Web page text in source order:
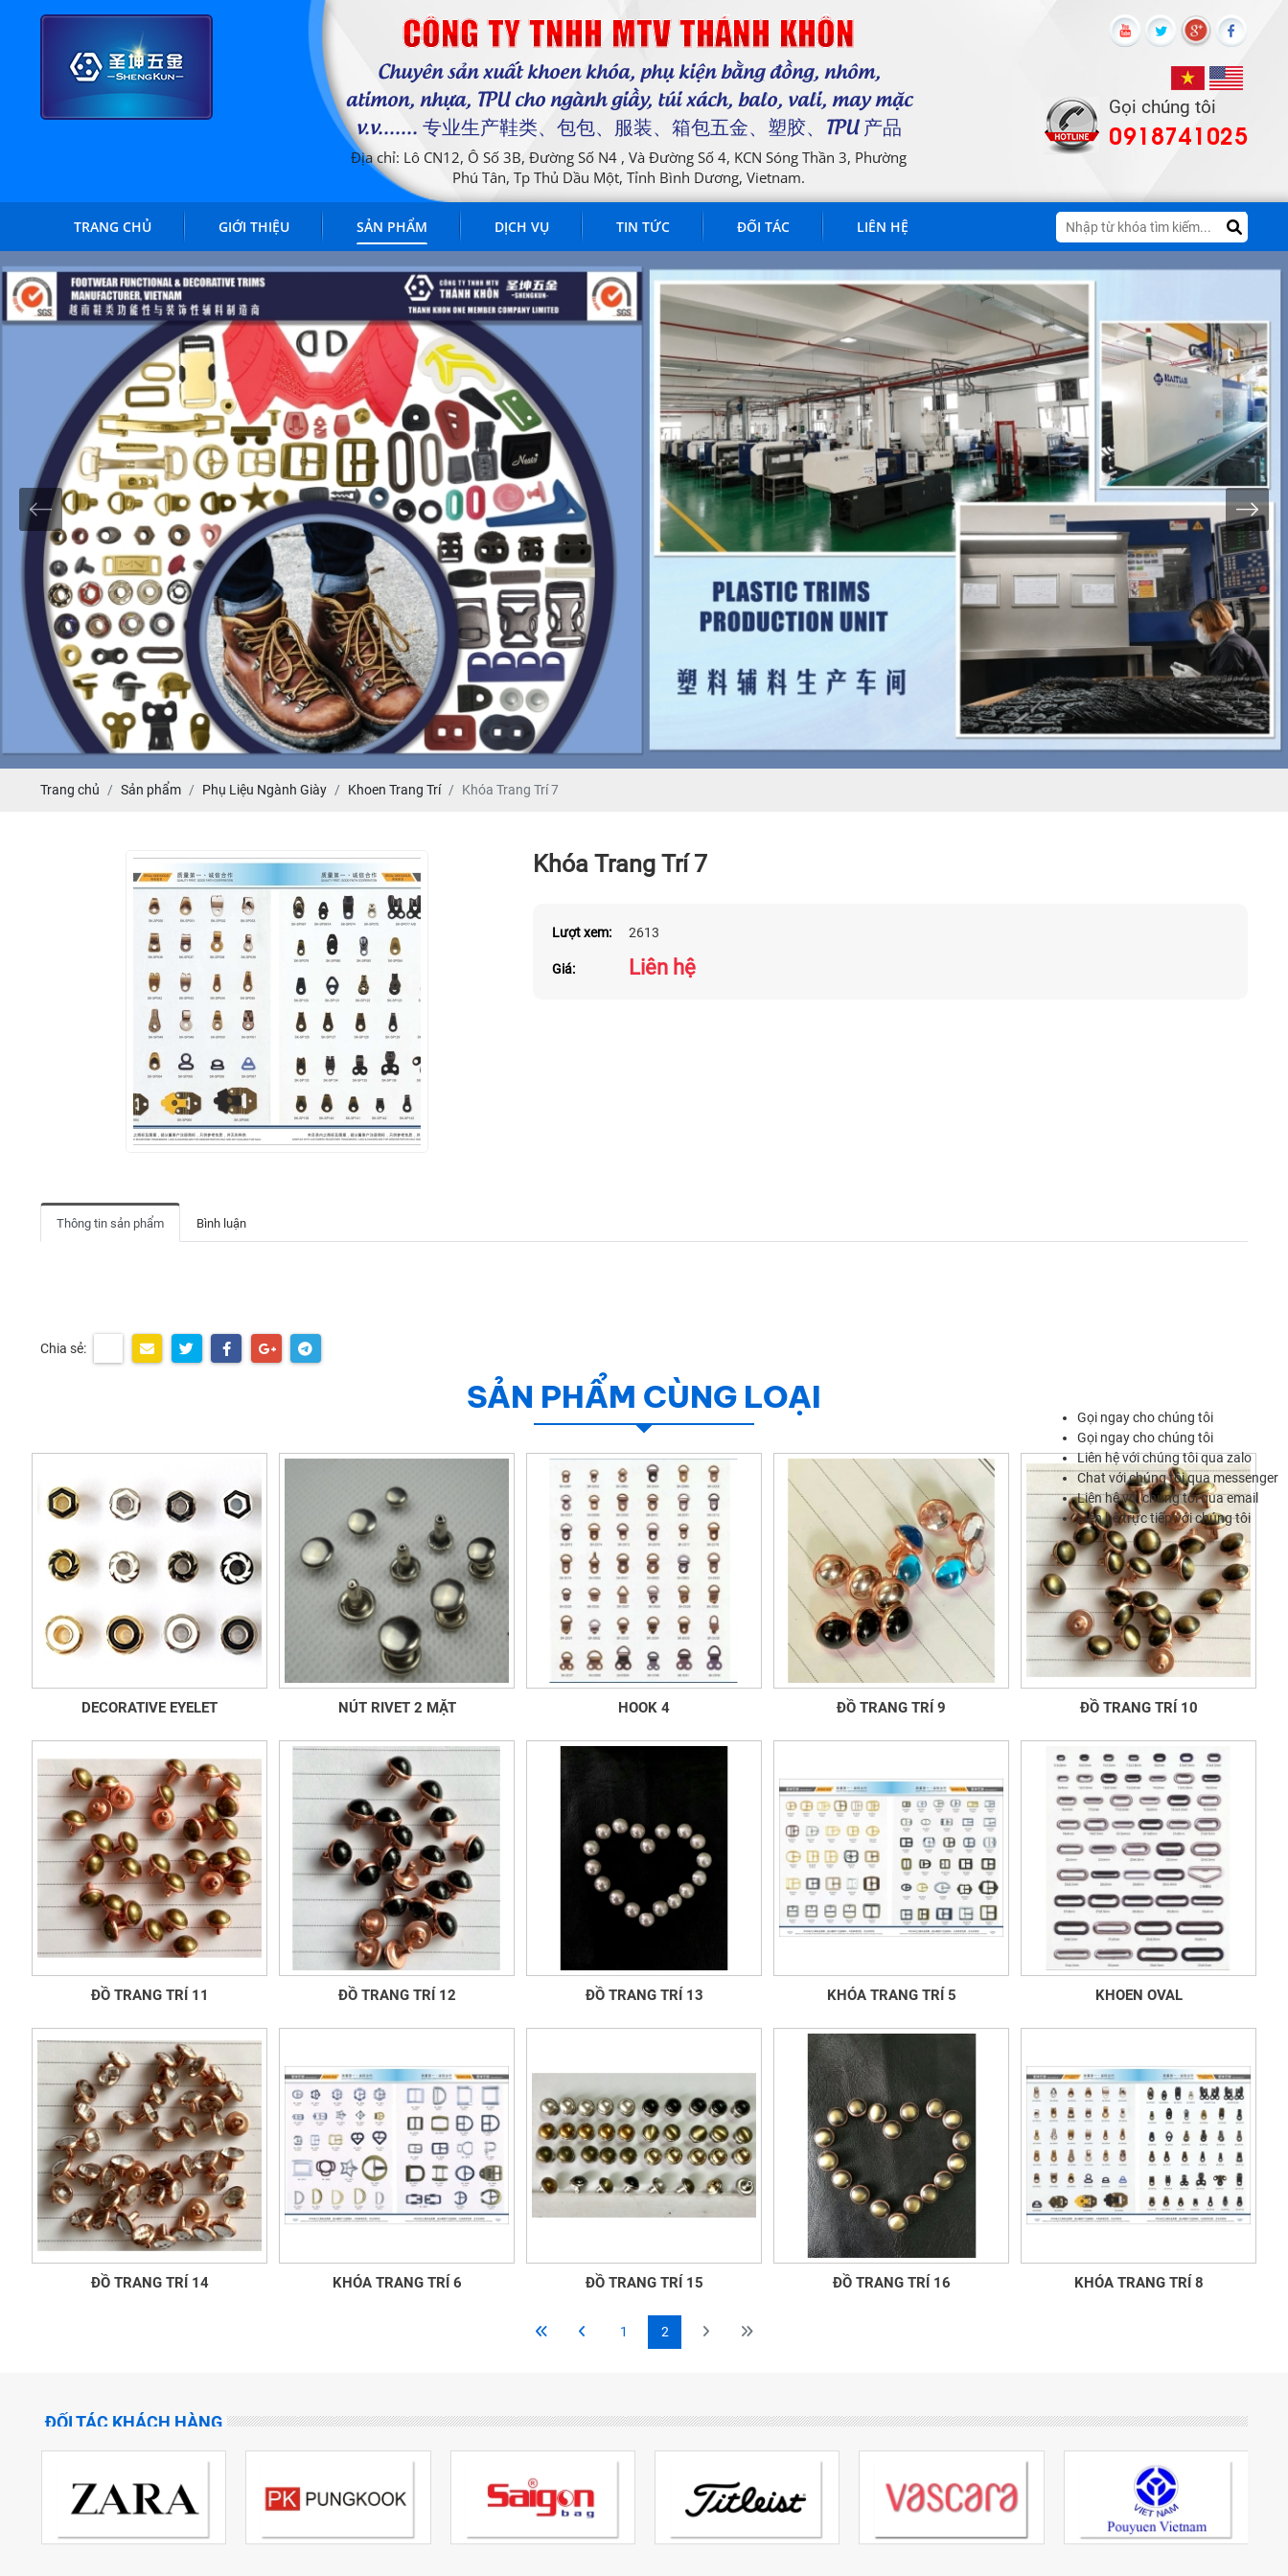
CÔNG TY TNHH MTV THÁNH KHÔN
Chuyên sản xuất khoen khóa, phụ kiện bằng đồng, nhôm,
atimon, nhựa, TPU cho ngành giầy, túi xách, balo, vali, may mặc
v.v....... 专业生产鞋类、包包、服装、箱包五金、塑胶、TPU 产品
Địa chỉ: Lô CN12, Ô Số 3B, Đường Số N4 , Và Đường Số 4, KCN Sóng Thần 3, Phường
Phú Tân, Tp Thủ Dầu Một, Tỉnh Bình Dương, Vietnam.
Gọi chúng tôi
0918741025
TRANG CHỦ GIỚI THIỆU SẢN PHẨM DỊCH VỤ TIN TỨC ĐỐI TÁC LIÊN HỆ
Trang chủ Sản phẩm Phụ Liệu Ngành Giày Khoen Trang Trí Khóa Trang Trí 7
Khóa Trang Trí 7
Lượt xem: 2613
Giá: Liên hệ
Thông tin sản phẩm Bình luận
Chia sẻ:
SẢN PHẨM CÙNG LOẠI
DECORATIVE EYELET NÚT RIVET 2 MẶT HOOK 4 ĐỒ TRANG TRÍ 9 ĐỒ TRANG TRÍ 10
ĐỒ TRANG TRÍ 11 ĐỒ TRANG TRÍ 12 ĐỒ TRANG TRÍ 13 KHÓA TRANG TRÍ 5 KHOEN OVAL
ĐỒ TRANG TRÍ 14 KHÓA TRANG TRÍ 6 ĐỒ TRANG TRÍ 15 ĐỒ TRANG TRÍ 16 KHÓA TRANG TRÍ 8
1 2
ĐỐI TÁC KHÁCH HÀNG
Gọi ngay cho chúng tôi
Gọi ngay cho chúng tôi
Liên hệ với chúng tôi qua zalo
Chat với chúng tôi qua messenger
Liên hệ với chúng tôi qua email
Liên hệ trực tiếp với chúng tôi